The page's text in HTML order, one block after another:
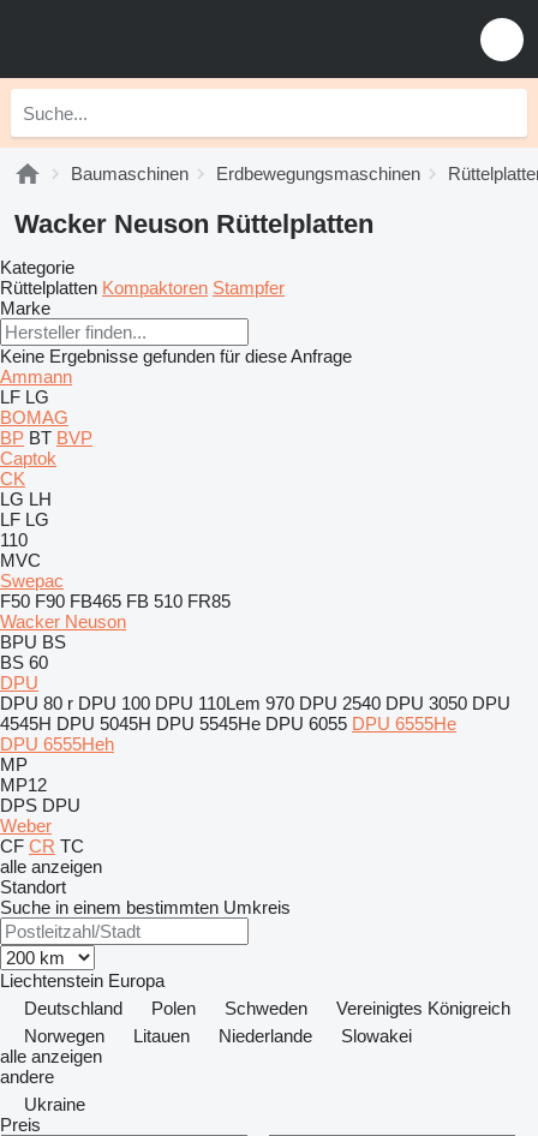
Baumaschinen Erdbewegungsmaschinen
Wacker Neuson Rüttelplatten
Kategorie
Rüttelplatten Kompaktoren Stampfer
Marke
Keine Ergebnisse gefunden für diese Anfrage
Ammann
LF LG
BOMAG
BP BT BVP
Captok
CK
LG LH
LF LG
110
MVC
Swepac
F50 F90 FB465 FB 510 FR85
Wacker Neuson
BPU BS
BS 60
DPU
DPU 80 r DPU 100 DPU 110Lem 970 DPU 2540 DPU 3050 DPU
4545H DPU 5045H DPU 5545He DPU 6055 DPU 6555He
DPU 6555Heh
MP
MP12
DPS DPU
Weber
CF CR TC
alle anzeigen
Standort
Suche in einem bestimmten Umkreis
Liechtenstein Europa
Deutschland
Polen Schweden
Vereinigtes Königreich
Norwegen
Litauen Niederlande
Slowakei
alle anzeigen
andere
Ukraine
Preis